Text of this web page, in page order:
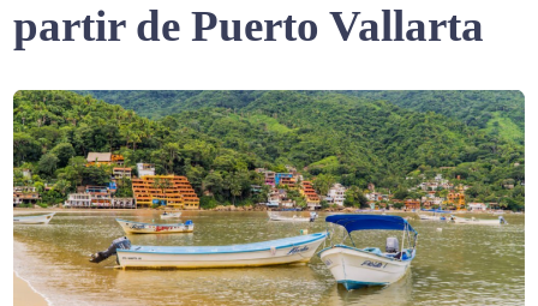
partir de Puerto Vallarta